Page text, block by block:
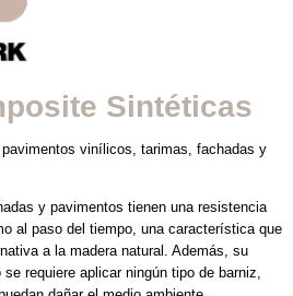
Sintéticas
vinílicos, tarimas, fachadas y
y pavimentos tienen una resistencia
al paso del tiempo, una característica que
a la madera natural. Además, su
requiere aplicar ningún tipo de barniz,